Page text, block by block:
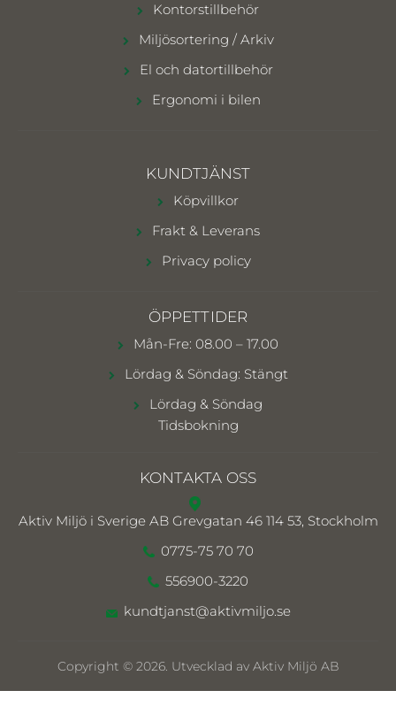
Kontorstillbehör
Miljösortering / Arkiv
El och datortillbehör
Ergonomi i bilen
KUNDTJÄNST
Köpvillkor
Frakt & Leverans
Privacy policy
ÖPPETTIDER
Mån-Fre: 08.00 – 17.00
Lördag & Söndag: Stängt
Lördag & Söndag
Tidsbokning
KONTAKTA OSS
Aktiv Miljö i Sverige AB Grevgatan 46 114 53, Stockholm
0775-75 70 70
556900-3220
kundtjanst@aktivmiljo.se
Copyright © 2026. Utvecklad av Aktiv Miljö AB